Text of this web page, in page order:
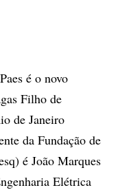
é o novo
Filho de
de Janeiro
da Fundação de
é João Marques
Elétrica